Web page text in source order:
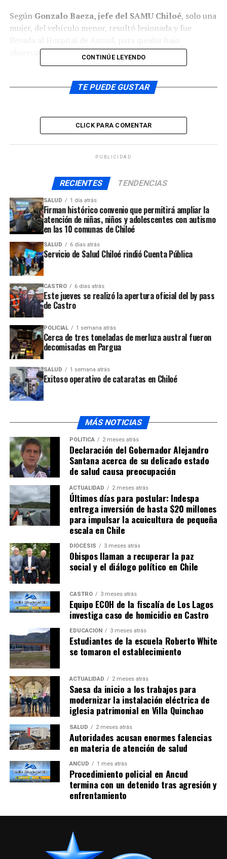
Según Gonzalo Baeza, jefe del SAMU Chiloé, solo una
mujer, del vehículo menor, resultó lesionada y fue
observación.
municipal, Alexis Latorre, especialmente porque se vio
involucrado el camión recolector de basura.
En un resumen de los hechos policiales del fin de
semana, un accidente de tránsito tuvo lugar en Punta
Diamante, en la ciudad de Castro, el viernes pasado
cerca de la medianoche, dejando una persona lesionada,
tras un choque por alcance, informó
jefe del SAMU Chiloé.
Los antecedentes del caso quedaron en manos del
ministerio Público en las comunas de Ancud y Castro,
ARTÍCULOS RELACIONADOS:
Hospital de Ancud reforzó las medidas de prevención
ante casos de funcionarios contagiados de Covid-19
NO TE PIERDAS
Centro de rehabilitacion recibe nuevo vehículo
CONTINÚE LEYENDO
TE PUEDE GUSTAR
CLICK PARA COMENTAR
PUBLICIDAD
RECIENTES TENDENCIAS
SALUD 1 día atrás
Firman histórico convenio que permitirá ampliar la
atención de niñas, niños y adolescentes con autismo
en las 10 comunas de Chiloé
SALUD 6 días atrás
Servicio de Salud Chiloé rindió Cuenta Pública
CASTRO 6 días atrás
Este jueves se realizó la apertura oficial del by pass
de Castro
POLICIAL 1 semana atrás
Cerca de tres toneladas de merluza austral fueron
decomisadas en Pargua
SALUD 1 semana atrás
Exitoso operativo de cataratas en Chiloé
MÁS NOTICIAS
POLÍTICA 2 meses atrás
Declaración del Gobernador Alejandro
Santana acerca de su delicado estado
de salud causa preocupación
ACTUALIDAD 2 meses atrás
Últimos días para postular: Indespa
entrega inversión de hasta $20 millones
para impulsar la acuicultura de pequeña
escala en Chile
DIÓCESIS 3 meses atrás
Obispos llaman a recuperar la paz
social y el diálogo político en Chile
CASTRO 3 meses atrás
Equipo ECOH de la fiscalía de Los Lagos
investiga caso de homicidio en Castro
EDUCACIÓN 3 meses atrás
Estudiantes de la escuela Roberto White
se tomaron el establecimiento
ACTUALIDAD 2 meses atrás
Saesa da inicio a los trabajos para
modernizar la instalación eléctrica de
iglesia patrimonial en Villa Quinchao
SALUD 2 meses atrás
Autoridades acusan enormes falencias
en materia de atención de salud
ANCUD 1 mes atrás
Procedimiento policial en Ancud
termina con un detenido tras agresión y
enfrentamiento